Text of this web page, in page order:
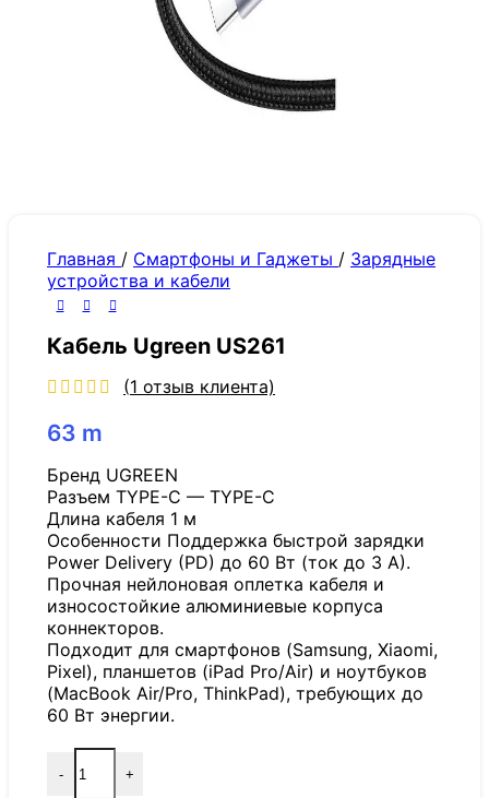
Главная / Смартфоны и Гаджеты / Зарядные
устройства и кабели
Кабель Ugreen US261
(1 отзыв клиента)
63 m
Бренд UGREEN
Разъем TYPE-C — TYPE-C
Длина кабеля 1 м
Особенности Поддержка быстрой зарядки
Power Delivery (PD) до 60 Вт (ток до 3 А).
Прочная нейлоновая оплетка кабеля и
износостойкие алюминиевые корпуса
коннекторов.
Подходит для смартфонов (Samsung, Xiaomi,
Pixel), планшетов (iPad Pro/Air) и ноутбуков
(MacBook Air/Pro, ThinkPad), требующих до
60 Вт энергии.
- +